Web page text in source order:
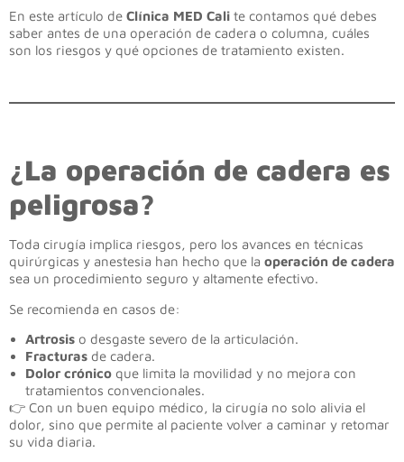
En este artículo de Clínica MED Cali te contamos qué debes
saber antes de una operación de cadera o columna, cuáles
son los riesgos y qué opciones de tratamiento existen.
¿La operación de cadera es
peligrosa?
Toda cirugía implica riesgos, pero los avances en técnicas
quirúrgicas y anestesia han hecho que la operación de cadera
sea un procedimiento seguro y altamente efectivo.
Se recomienda en casos de:
Artrosis o desgaste severo de la articulación.
Fracturas de cadera.
Dolor crónico que limita la movilidad y no mejora con
tratamientos convencionales.
👉 Con un buen equipo médico, la cirugía no solo alivia el
dolor, sino que permite al paciente volver a caminar y retomar
su vida diaria.